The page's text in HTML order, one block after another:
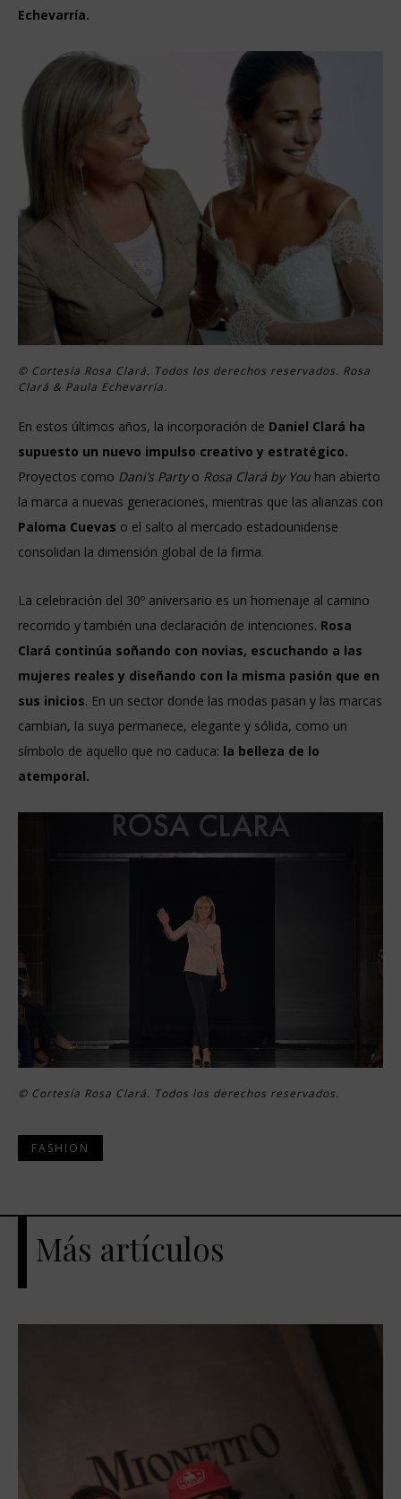
Echevarría.
© Cortesía Rosa Clará. Todos los derechos reservados. Rosa
Clará & Paula Echevarría.
En estos últimos años, la incorporación de Daniel Clará ha
supuesto un nuevo impulso creativo y estratégico.
Proyectos como Dani’s Partyo Rosa Clará by You han abierto
la marca a nuevas generaciones, mientras que las alianzas con
Paloma Cuevas o el salto al mercado estadounidense
consolidan la dimensión global de la firma.
La celebración del 30º aniversario es un homenaje al camino
recorrido y también una declaración de intenciones. Rosa
Clará continúa soñando con novias, escuchando a las
mujeres reales y diseñando con la misma pasión que en
sus inicios. En un sector donde las modas pasan y las marcas
cambian, la suya permanece, elegante y sólida, como un
símbolo de aquello que no caduca: la belleza de lo
atemporal.
© Cortesía Rosa Clará. Todos los derechos reservados.
FASHION
Más artículos